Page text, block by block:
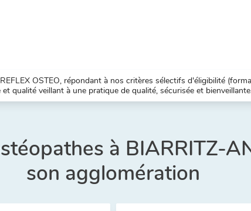
OSTEO, répondant à nos critères sélectifs d'éligibilité
qualité veillant à une pratique de qualité, sécurisée et
à BIARRITZ-
son agglomération